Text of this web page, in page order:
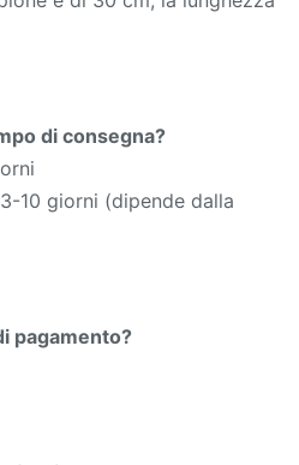
di consegna?
10 giorni (dipende dalla
pagamento?